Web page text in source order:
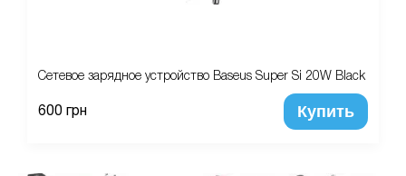
Сетевое зарядное устройство Baseus Super Si 20W Black
600 грн Купить